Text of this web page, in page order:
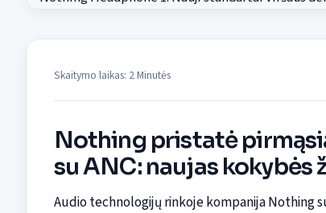
Skaitymo laikas: 2 Minutės
Nothing pristatė
su ANC: naujas kokybės
Audio technologijų rinkoje kompanija Nothing